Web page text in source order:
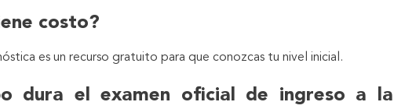
costo?
es un recurso gratuito para que conozcas tu nivel inicial.
dura el examen oficial de ingreso a la